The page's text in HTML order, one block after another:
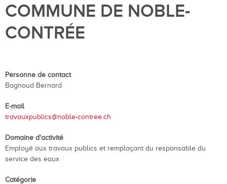
COMMUNE DE NOBLE-
CONTRÉE
Personne de contact
Bagnoud Bernard
E-mail
travauxpublics@noble-contree.ch
Domaine d'activité
Employé aux travaux publics et remplaçant du responsable du
service des eaux
Catégorie